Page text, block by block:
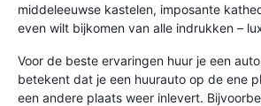
middeleeuwse kastelen, imposante
even wilt bijkomen van alle indrukken –
Voor de beste ervaringen huur je een
betekent dat je een huurauto op de ene
een andere plaats weer inlevert.